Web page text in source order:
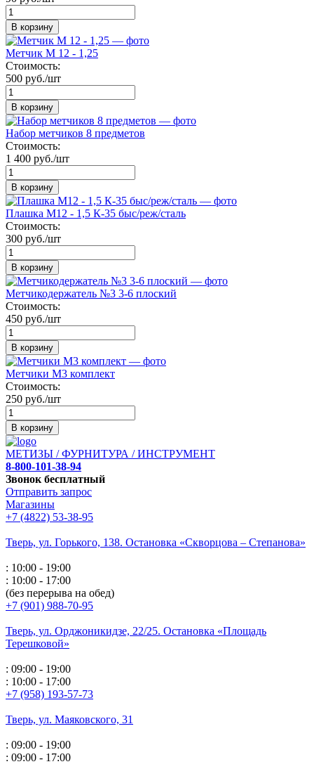
В корзину
Метчик М 12 - 1,25
Стоимость:
500 руб./шт
В корзину
Набор метчиков 8 предметов
Стоимость:
1 400 руб./шт
В корзину
Плашка М12 - 1,5 К-35 быс/реж/сталь
Стоимость:
300 руб./шт
В корзину
Метчикодержатель №3 3-6 плоский
Стоимость:
450 руб./шт
В корзину
Метчики М3 комплект
Стоимость:
250 руб./шт
В корзину
МЕТИЗЫ / ФУРНИТУРА / ИНСТРУМЕНТ
8-800-101-38-94
Звонок бесплатный
Отправить запрос
Магазины
+7 (4822) 53-38-95
Тверь, ул. Горького, 138. Остановка «Скворцова – Степанова»
: 10:00 - 19:00
: 10:00 - 17:00
(без перерыва на обед)
+7 (901) 988-70-95
Тверь, ул. Орджоникидзе, 22/25. Остановка «Площадь
Терешковой»
: 09:00 - 19:00
: 10:00 - 17:00
+7 (958) 193-57-73
Тверь, ул. Маяковского, 31
: 09:00 - 19:00
: 09:00 - 17:00